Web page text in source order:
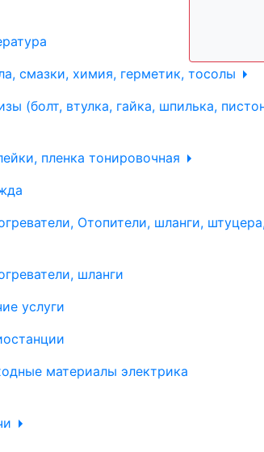
смазки, химия, герметик, тосолы
(болт, втулка, гайка, шпилька,
пленка тонировочная
Отопители, шланги,
шланги
услуги
материалы электрика